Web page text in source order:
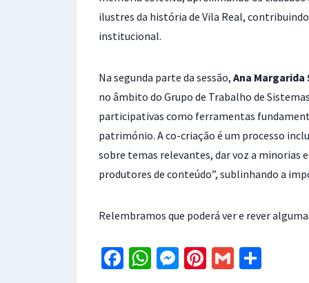
ilustres da história de Vila Real,
institucional.
Na segunda parte da sessão, Ana Margarida
no âmbito do Grupo de Trabalho de
participativas como ferramentas
património. A co-criação é um processo
sobre temas relevantes, dar voz a minorias
produtores de conteúdo”, sublinhando a
Relembramos que poderá ver e rever
Fa W M Pi G